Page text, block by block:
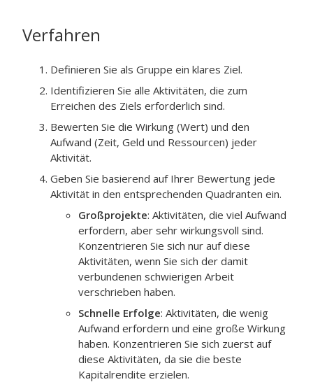
Verfahren
Definieren Sie als Gruppe ein klares Ziel.
Identifizieren Sie alle Aktivitäten, die zum
Erreichen des Ziels erforderlich sind.
Bewerten Sie die Wirkung (Wert) und den
Aufwand (Zeit, Geld und Ressourcen) jeder
Aktivität.
Geben Sie basierend auf Ihrer Bewertung jede
Aktivität in den entsprechenden Quadranten ein.
Großprojekte: Aktivitäten, die viel Aufwand
erfordern, aber sehr wirkungsvoll sind.
Konzentrieren Sie sich nur auf diese
Aktivitäten, wenn Sie sich der damit
verbundenen schwierigen Arbeit
verschrieben haben.
Schnelle Erfolge: Aktivitäten, die wenig
Aufwand erfordern und eine große Wirkung
haben. Konzentrieren Sie sich zuerst auf
diese Aktivitäten, da sie die beste
Kapitalrendite erzielen.